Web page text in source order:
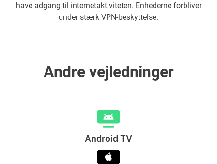
have adgang til internetaktiviteten. Enhederne forbliver
under stærk VPN-beskyttelse.
Andre vejledninger
Android TV